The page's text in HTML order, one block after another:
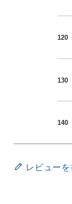
120
130
140
レビューを